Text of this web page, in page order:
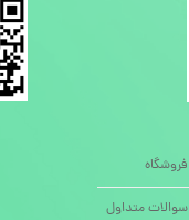
فروشگاه
سوالات متداول